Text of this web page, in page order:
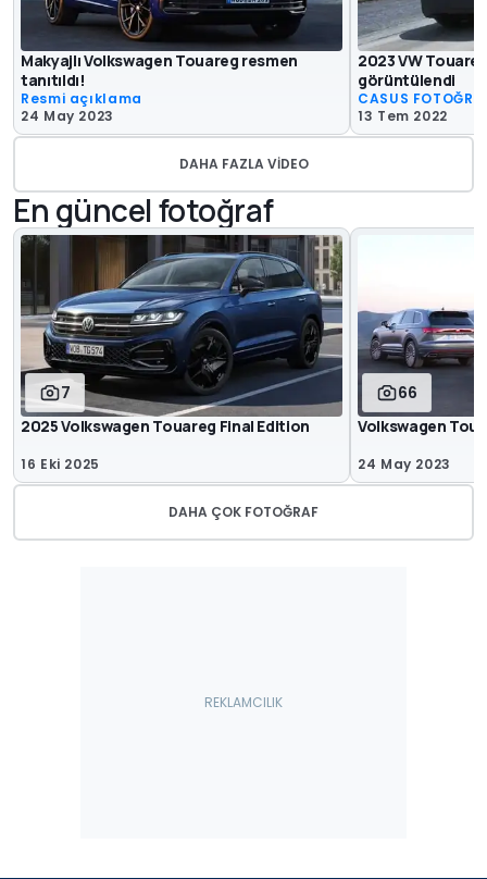
Makyajlı Volkswagen Touareg resmen
tanıtıldı!
Resmi açıklama
24 May 2023
2023 VW
görüntülendi
CASUS
13 Tem 2022
DAHA FAZLA VIDEO
En güncel fotoğraf
7
2025 Volkswagen Touareg Final Edition
16 Eki 2025
66
Volkswagen
24 May 2023
DAHA ÇOK FOTOĞRAF